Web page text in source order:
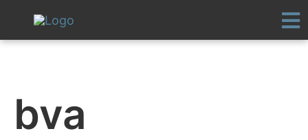
contenuto
bva